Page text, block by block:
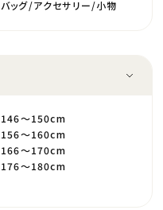
バッグ/アクセサリー/小物
146～150cm
156～160cm
166～170cm
176～180cm